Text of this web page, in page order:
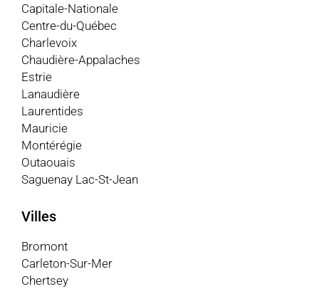
Capitale-Nationale
Centre-du-Québec
Charlevoix
Chaudière-Appalaches
Estrie
Lanaudière
Laurentides
Mauricie
Montérégie
Outaouais
Saguenay Lac-St-Jean
Villes
Bromont
Carleton-Sur-Mer
Chertsey